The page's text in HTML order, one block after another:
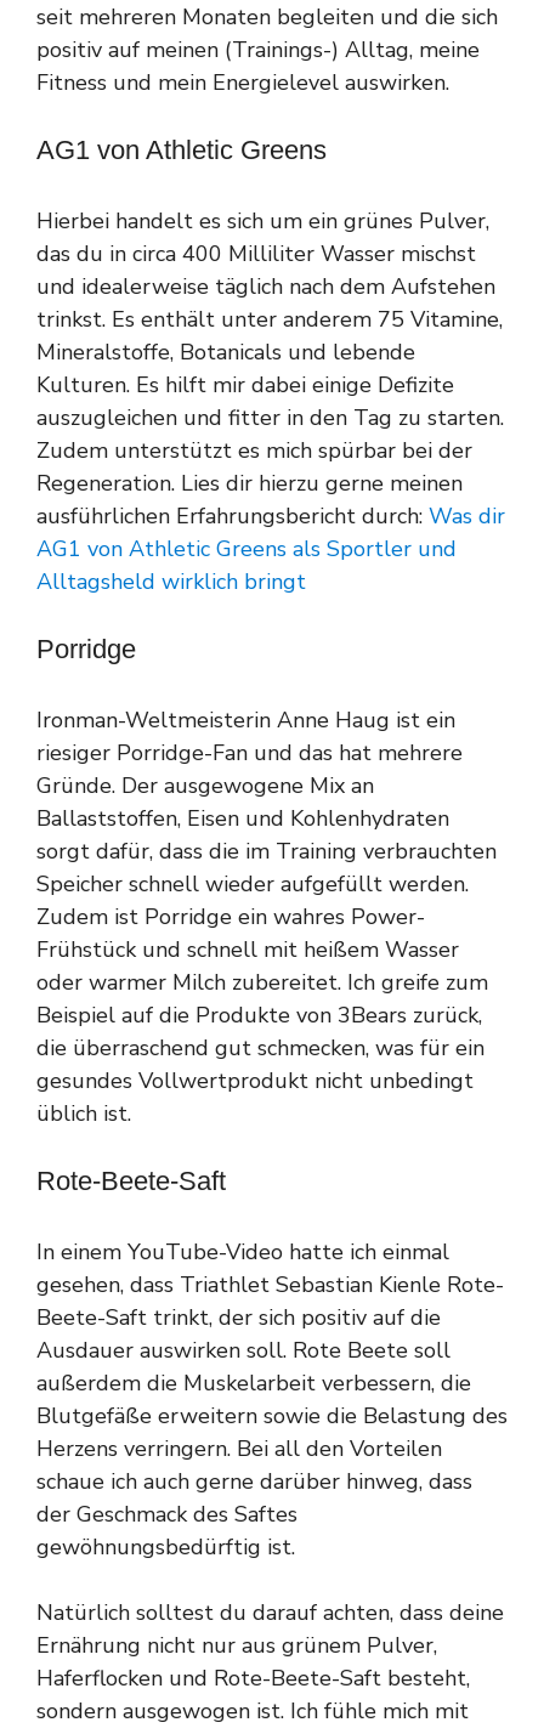
seit mehreren Monaten begleiten und die sich
positiv auf meinen (Trainings-) Alltag, meine
Fitness und mein Energielevel auswirken.
AG1 von Athletic Greens
Hierbei handelt es sich um ein grünes Pulver,
das du in circa 400 Milliliter Wasser mischst
und idealerweise täglich nach dem Aufstehen
trinkst. Es enthält unter anderem 75 Vitamine,
Mineralstoffe, Botanicals und lebende
Kulturen. Es hilft mir dabei einige Defizite
auszugleichen und fitter in den Tag zu starten.
Zudem unterstützt es mich spürbar bei der
Regeneration. Lies dir hierzu gerne meinen
ausführlichen Erfahrungsbericht durch: Was dir
AG1 von Athletic Greens als Sportler und
Alltagsheld wirklich bringt
Porridge
Ironman-Weltmeisterin Anne Haug ist ein
riesiger Porridge-Fan und das hat mehrere
Gründe. Der ausgewogene Mix an
Ballaststoffen, Eisen und Kohlenhydraten
sorgt dafür, dass die im Training verbrauchten
Speicher schnell wieder aufgefüllt werden.
Zudem ist Porridge ein wahres Power-
Frühstück und schnell mit heißem Wasser
oder warmer Milch zubereitet. Ich greife zum
Beispiel auf die Produkte von 3Bears zurück,
die überraschend gut schmecken, was für ein
gesundes Vollwertprodukt nicht unbedingt
üblich ist.
Rote-Beete-Saft
In einem YouTube-Video hatte ich einmal
gesehen, dass Triathlet Sebastian Kienle Rote-
Beete-Saft trinkt, der sich positiv auf die
Ausdauer auswirken soll. Rote Beete soll
außerdem die Muskelarbeit verbessern, die
Blutgefäße erweitern sowie die Belastung des
Herzens verringern. Bei all den Vorteilen
schaue ich auch gerne darüber hinweg, dass
der Geschmack des Saftes
gewöhnungsbedürftig ist.
Natürlich solltest du darauf achten, dass deine
Ernährung nicht nur aus grünem Pulver,
Haferflocken und Rote-Beete-Saft besteht,
sondern ausgewogen ist. Ich fühle mich mit